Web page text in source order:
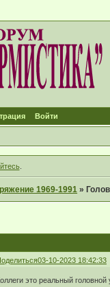
Войти
.
1969-1991 »
03-10-2023 18:42:33
это реальный